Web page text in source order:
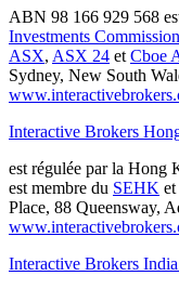
ABN 98 166 929 568
Investments Commission
ASX, ASX 24 et Cboe
Sydney, New South
Interactive Brokers
est régulée par la Hong
est membre du SEHK et
Place, 88 Queensway,
Interactive Brokers